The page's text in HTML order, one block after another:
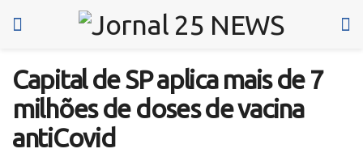
Capital de SP aplica mais de 7
milhões de doses de vacina
antiCovid